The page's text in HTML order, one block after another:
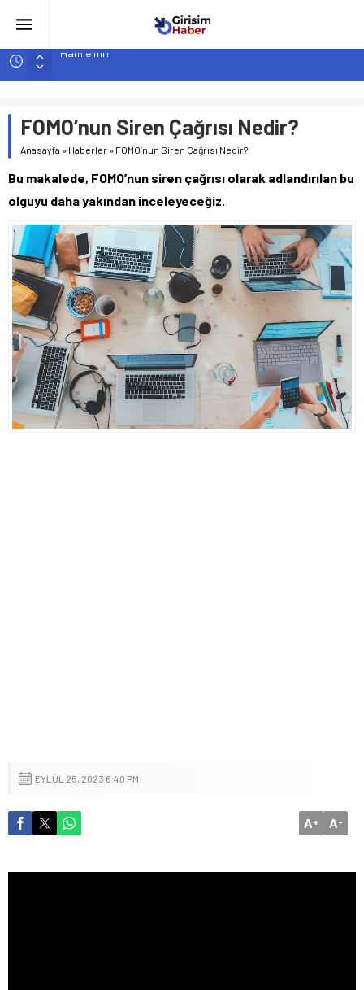
Girişimcilik ve Yaşam Tarzı: Şehir Değişiminin Nedenleri ve
Girişimciler İçin MYK Belgeli Personel İstihdamı Neden Artık
Bir Tercih Değil, Zorunluluk?
Yapay Zeka Destekli Asistanlar: Elon Musk’tan Romantik Bir
Hamle mi?
FOMO’nun Siren Çağrısı Nedir?
Anasayfa » Haberler » FOMO’nun Siren Çağrısı Nedir?
Bu makalede, FOMO’nun siren çağrısı olarak adlandırılan bu
olguyu daha yakından inceleyeceğiz.
EYLÜL 25, 2023 6:40 PM
A+ A-